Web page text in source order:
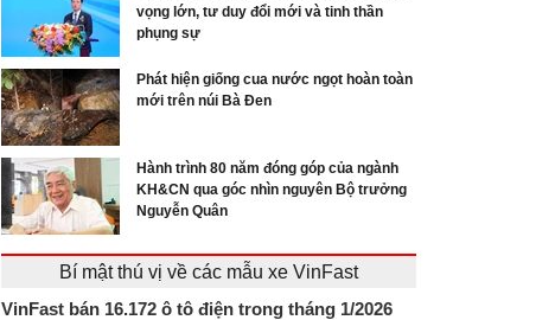
vọng lớn, tư duy đổi mới và tinh thần
phụng sự
Phát hiện giống cua nước ngọt hoàn toàn
mới trên núi Bà Đen
Hành trình 80 năm đóng góp của ngành
KH&CN qua góc nhìn nguyên Bộ trưởng
Nguyễn Quân
Bí mật thú vị về các mẫu xe VinFast
VinFast bán 16.172 ô tô điện trong tháng 1/2026